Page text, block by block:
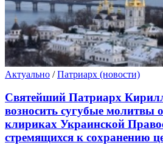
Актуально /Патриарх (новости)
Святейший Патриарх
возносить сугубые молитвы
клириках Украинской
стремящихся к сохранению